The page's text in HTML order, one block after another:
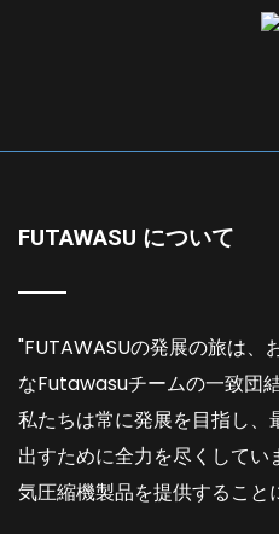
FUTAWASU について
"FUTAWASUの発展の旅は、
なFutawasuチームの一致団
私たちは常に発展を目指し、
出すために全力を尽くして
気圧縮機製品を提供すること